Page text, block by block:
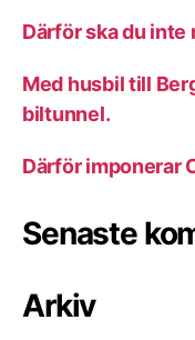
Därför ska du inte
Med husbil till
biltunnel.
Därför imponerar
Senaste
Arkiv